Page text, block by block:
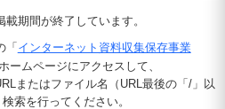
期間が終了しています。
「 インターネット資料収集保存事業
ームページにアクセスして、
またはファイル名（URL最後の「/」以
索を行ってください。